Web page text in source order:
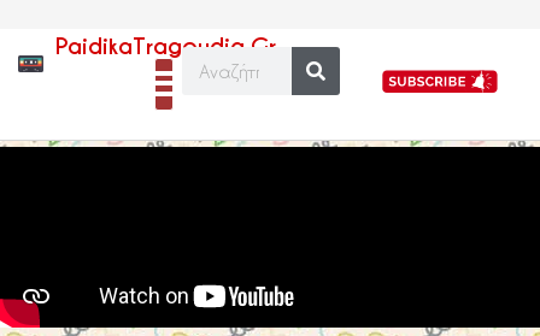
PaidikaTragoudia.Gr